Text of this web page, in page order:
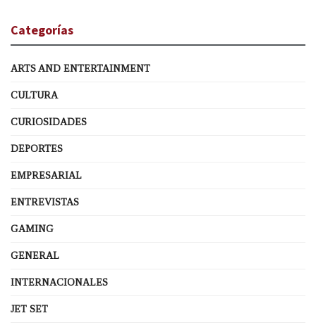
Categorías
ARTS AND ENTERTAINMENT
CULTURA
CURIOSIDADES
DEPORTES
EMPRESARIAL
ENTREVISTAS
GAMING
GENERAL
INTERNACIONALES
JET SET